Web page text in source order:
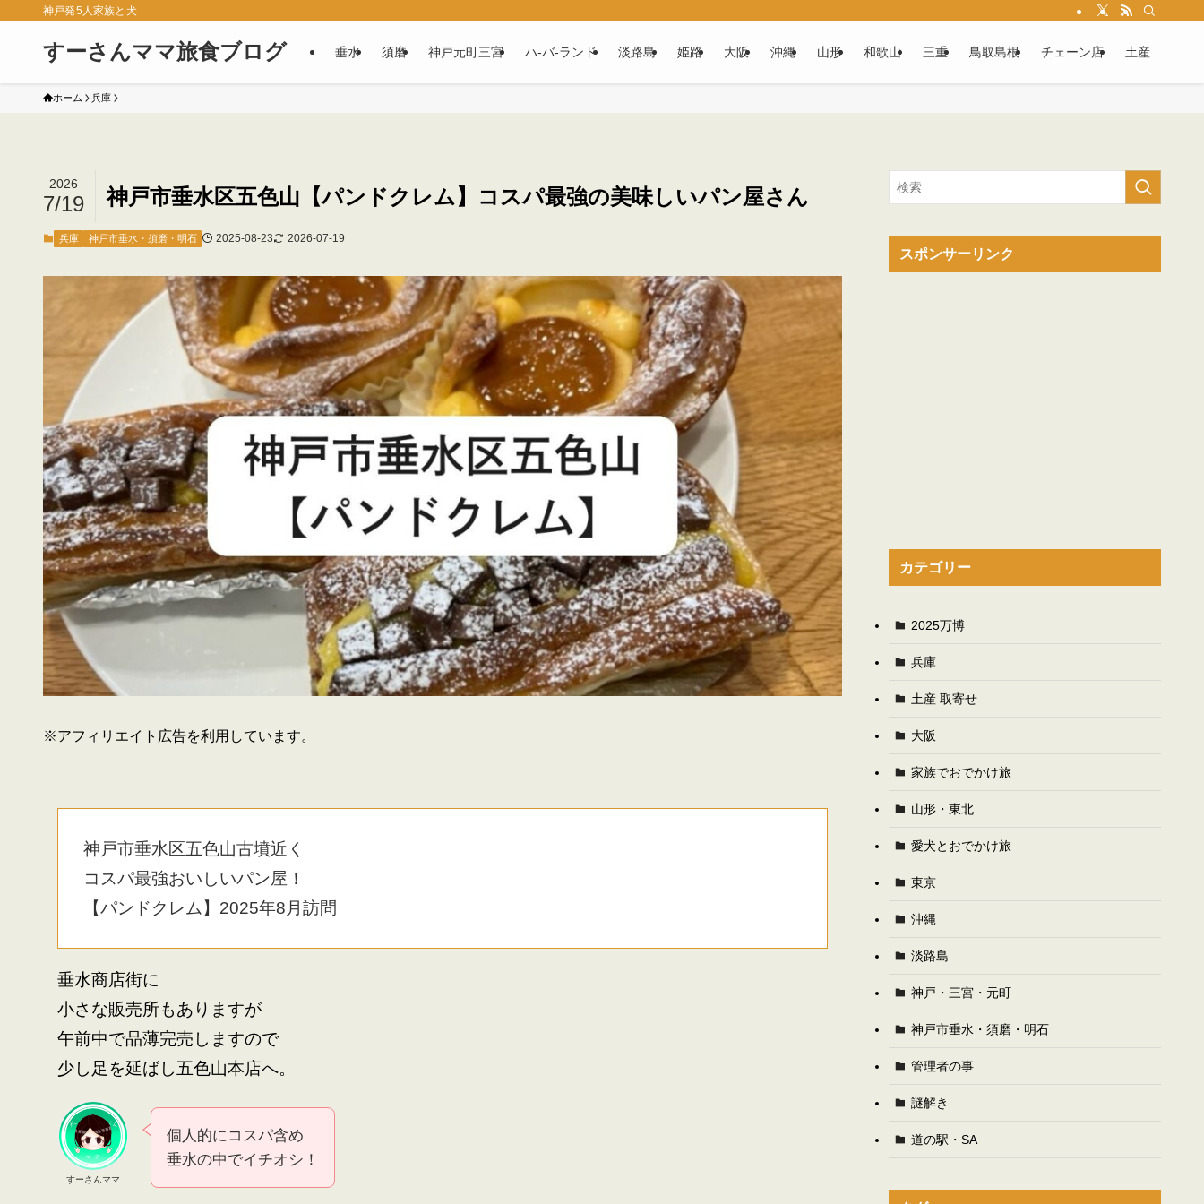
神戸発5人家族と犬
すーさんママ旅食ブログ 垂水 須磨 神戸元町三宮 ハ‐バ‐ランド 淡路島 姫路 大阪 沖縄 山形 和歌山 三重 鳥取島根 チェーン店 土産
ホーム 兵庫
神戸市垂水区五色山【パンドクレム】コスパ最強の美味しいパン屋さん
2026
7/19
兵庫 神戸市垂水・須磨・明石 2025-08-23 2026-07-19
※アフィリエイト広告を利用しています。
神戸市垂水区五色山古墳近く
コスパ最強おいしいパン屋！
【パンドクレム】2025年8月訪問
垂水商店街に
小さな販売所もありますが
午前中で品薄完売しますので
少し足を延ばし五色山本店へ。
すーさんママ
個人的にコスパ含め
垂水の中でイチオシ！
スポンサーリンク
カテゴリー
2025万博
兵庫
土産 取寄せ
大阪
家族でおでかけ旅
山形・東北
愛犬とおでかけ旅
東京
沖縄
淡路島
神戸・三宮・元町
神戸市垂水・須磨・明石
管理者の事
謎解き
道の駅・SA